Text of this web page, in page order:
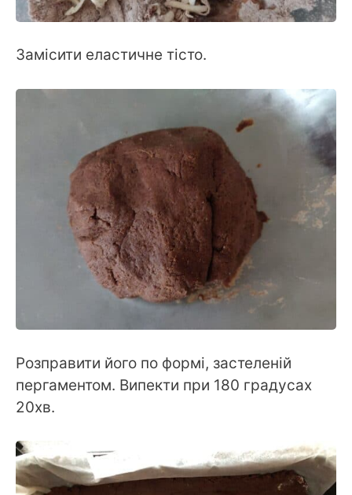
Замісити еластичне тісто.
Розправити його по формі, застеленій
пергаментом. Випекти при 180 градусах
20хв.